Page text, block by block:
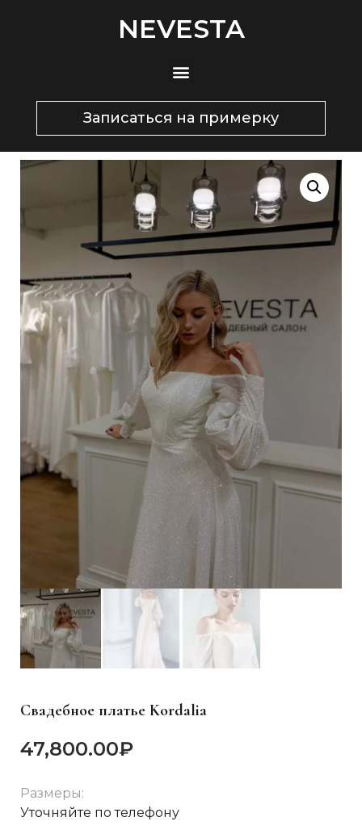
NEVESTA
Записаться на примерку
Свадебное платье Kordalia
47,800.00₽
Размеры:
Уточняйте по телефону